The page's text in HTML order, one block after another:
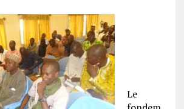
Le